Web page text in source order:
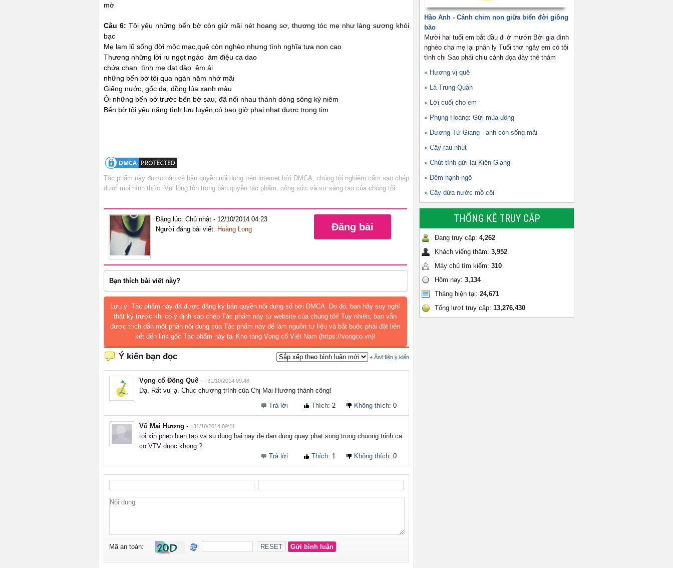
mờ
Câu 6: Tôi yêu những bến bờ còn giử mãi nét hoang sơ, thương tóc mẹ như làng sương khói
bạc
Mẹ lam lũ sống đời mộc mạc,quê còn nghèo nhưng tình nghĩa tựa non cao
Thương những lời ru ngọt ngào âm điệu ca dao
chứa chan tình mẹ dạt dào êm ái
những bến bờ tôi qua ngàn năm nhớ mãi
Giếng nước, gốc đa, đồng lúa xanh màu
Ôi những bến bờ trước bến bờ sau, đã nối nhau thành dòng sông kỷ niêm
Bến bờ tôi yêu nặng tình lưu luyến,có bao giờ phai nhạt được trong tim
Tác phẩm này được bảo vệ bản quyền nội dung trên internet bởi DMCA, chúng tôi nghiêm cấm sao chép
dưới mọi hình thức. Vui lòng tôn trọng bản quyền tác phẩm, công sức và sự sáng tạo của chúng tôi.
Đăng lúc: Chủ nhật - 12/10/2014 04:23
Người đăng bài viết: Hoàng Long Đăng bài
Bạn thích bài viết này?
Lưu ý: Tác phẩm này đã được đăng ký bản quyền nội dung số bởi DMCA. Do đó, bạn hãy suy nghĩ
thật kỹ trước khi có ý định sao chép Tác phẩm này từ website của chúng tôi! Tuy nhiên, bạn vẫn
được trích dẫn một phần nội dung của Tác phẩm này để làm nguồn tư liệu và bắt buộc phải đặt liên
kết đến link gốc Tác phẩm này tại Kho tàng Vọng cổ Việt Nam (https://vongco.vn)!
Hào Anh - Cánh chim non giữa biển đời giông
bão
Mười hai tuổi em bắt đầu đi ở mướn Bởi gia đình
nghèo cha mẹ lại phân ly Tuổi thơ ngây em có tội
tình chi Sao phải chịu cảnh đọa đày thê thảm
» Hương vị quê
» Lá Trung Quân
» Lời cuối cho em
» Phụng Hoàng: Gửi mùa đông
» Dương Tử Giang - anh còn sống mãi
» Cây rau nhút
» Chút tình gửi lại Kiên Giang
» Đêm hạnh ngộ
» Cây dừa nước mồ côi
THỐNG KÊ TRUY CẬP
Đang truy cập: 4,262
Khách viếng thăm: 3,952
Máy chủ tìm kiếm: 310
Hôm nay: 3,134
Tháng hiện tại: 24,671
Tổng lượt truy cập: 13,276,430